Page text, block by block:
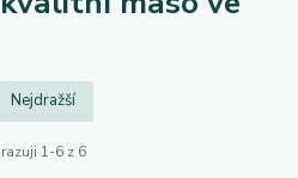
Nejdražší
1-6 z 6